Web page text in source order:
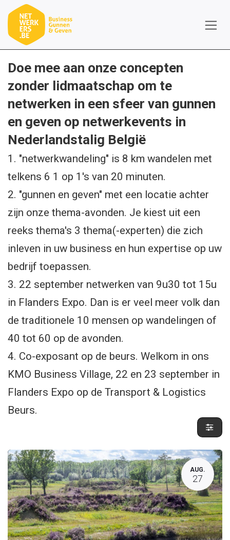
Overslaan naar inhoud
Doe mee aan onze concepten
zonder lidmaatschap om te
netwerken in een sfeer van gunnen
en geven op netwerkevents in
Nederlandstalig België
1. "netwerkwandeling" is 8 km wandelen met
telkens 6 1 op 1's van 20 minuten.
2. "gunnen en geven" met een locatie achter
zijn onze thema-avonden. Je kiest uit een
reeks thema's 3 thema(-experten) die zich
inleven in uw business en hun expertise op uw
bedrijf toepassen.
3. 22 september netwerken van 9u30 tot 15u
in Flanders Expo. Dan is er veel meer volk dan
de traditionele 10 mensen op wandelingen of
40 tot 60 op de avonden.
4. Co-exposant op de beurs. Welkom in ons
KMO Business Village, 22 en 23 september in
Flanders Expo op de Transport & Logistics
Beurs.
AUG.
27